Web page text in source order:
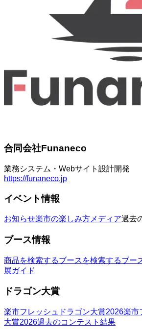
合同会社Funaneco
業務システム・Webサイト設計開発
https://funaneco.jp
イベント情報
お知らせ楽市の楽しみ方 メディア過去
ブース情報
商品を検索するブースを検索するブー
展ガイド
ドラゴン大賞
楽市フレッシュドラゴン大賞2026楽市
大賞2026過去のコンテスト結果